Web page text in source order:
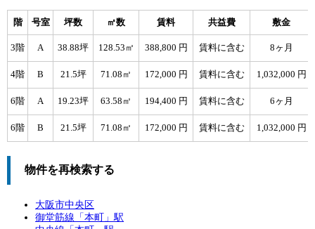
階 号室 坪数 ㎡数 賃料 共益費 敷金
3階 A 38.88坪 128.53㎡ 388,800 円 賃料に含む 8ヶ月
4階 B 21.5坪 71.08㎡ 172,000 円 賃料に含む 1,032,000 円
6階 A 19.23坪 63.58㎡ 194,400 円 賃料に含む 6ヶ月
6階 B 21.5坪 71.08㎡ 172,000 円 賃料に含む 1,032,000 円
物件を再検索する
大阪市中央区
御堂筋線「 本町
」駅